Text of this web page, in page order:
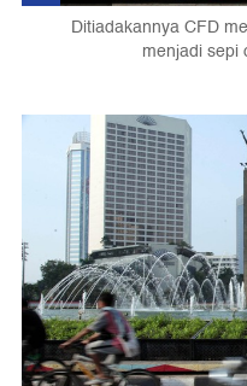
Ditiadakannya CFD
menjadi sepi